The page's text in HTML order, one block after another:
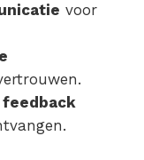
voor
feedback